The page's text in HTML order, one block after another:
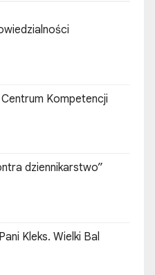
Kompetencji
dziennikarstwo”
Kleks. Wielki Bal